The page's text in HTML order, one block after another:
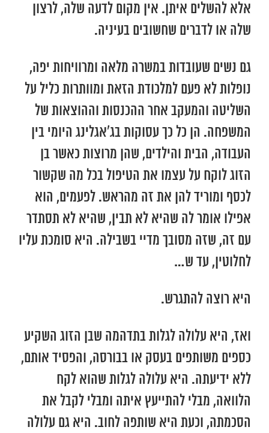
אלא להשלים איתן. אין מקום לדעה שלה, לרצון
שלה או לדברים שחשובים בעיניה.
גם נשים שעובדות במשרה מלאה ומרוויחות יפה,
נופלות לא פעם למלכודת הזאת ומוותרות כליל על
השליטה והמעקב אחר ההכנסות וההוצאות של
המשפחה. הן כל כך עסוקות בג’אגלינג היומי בין
העבודה, הבית והילדים, שהן מרוצות כאשר בן
הזוג לוקח על עצמו את הטיפול בכל מה שקשור
לכסף ומוריד להן את זה מהראש. לפעמים, הוא
אפילו אומר לה שהיא לא תבין, שהיא לא תסתדר
עם זה, שזה מסובך מדיי בשבילה. היא סומכת עליו
לחלוטין, עד ש…
היא רוצה להתגרש.
ואז, היא עלולה לגלות בתדהמה שבן הזוג השקיע
כספים משותפים בעסק או בבורסה, והפסיד אותם,
ללא ידיעתה. היא עלולה לגלות שהוא לקח
הלוואה, מבלי להתייעץ איתה ומבלי לקבל את
הסכמתה, וכעת היא שותפה לחוב. היא גם עלולה